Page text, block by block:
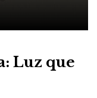
Luz que